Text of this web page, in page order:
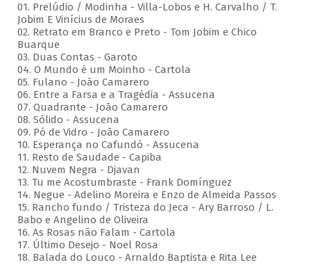
01. Prelúdio / Modinha - Villa-Lobos e H. Carvalho / T.
Jobim E Vinícius de Moraes
02. Retrato em Branco e Preto - Tom Jobim e Chico
Buarque
03. Duas Contas - Garoto
04. O Mundo é um Moinho - Cartola
05. Fulano - João Camarero
06. Entre a Farsa e a Tragédia - Assucena
07. Quadrante - João Camarero
08. Sólido - Assucena
09. Pó de Vidro - João Camarero
10. Esperança no Cafundó - Assucena
11. Resto de Saudade - Capiba
12. Nuvem Negra - Djavan
13. Tu me Acostumbraste - Frank Domínguez
14. Negue - Adelino Moreira e Enzo de Almeida Passos
15. Rancho fundo / Tristeza do Jeca - Ary Barroso / L.
Babo e Angelino de Oliveira
16. As Rosas não Falam - Cartola
17. Último Desejo - Noel Rosa
18. Balada do Louco - Arnaldo Baptista e Rita Lee